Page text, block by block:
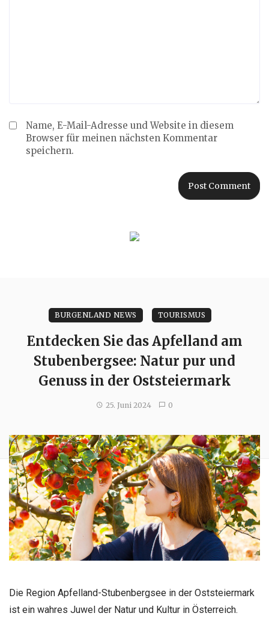
Name, E-Mail-Adresse und Website in diesem
Browser für meinen nächsten Kommentar
speichern.
BURGENLAND NEWS TOURISMUS
Entdecken Sie das Apfelland am
Stubenbergsee: Natur pur und
Genuss in der Oststeiermark
25. Juni 2024 0
Die Region Apfelland-Stubenbergsee in der Oststeiermark
ist ein wahres Juwel der Natur und Kultur in Österreich.